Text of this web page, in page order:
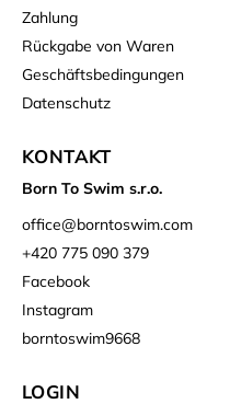
Zahlung
Rückgabe von Waren
Geschäftsbedingungen
Datenschutz
KONTAKT
Born To Swim s.r.o.
office@borntoswim.com
+420 775 090 379
Facebook
Instagram
borntoswim9668
LOGIN